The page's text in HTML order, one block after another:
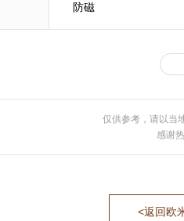
防磁
仅供参考，请以当
感谢
<返回欧